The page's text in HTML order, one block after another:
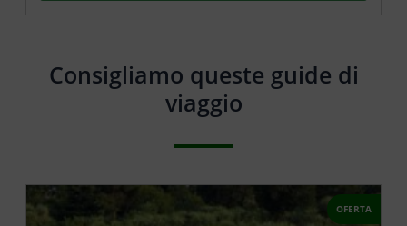
Consigliamo queste guide di
viaggio
OFERTA